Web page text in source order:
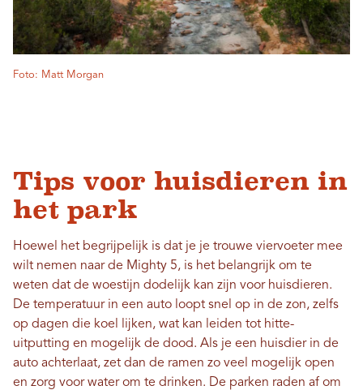
Foto: Matt Morgan
Tips voor huisdieren in
het park
Hoewel het begrijpelijk is dat je je trouwe viervoeter mee
wilt nemen naar de Mighty 5, is het belangrijk om te
weten dat de woestijn dodelijk kan zijn voor huisdieren.
De temperatuur in een auto loopt snel op in de zon, zelfs
op dagen die koel lijken, wat kan leiden tot hitte-
uitputting en mogelijk de dood. Als je een huisdier in de
auto achterlaat, zet dan de ramen zo veel mogelijk open
en zorg voor water om te drinken. De parken raden af ​​om